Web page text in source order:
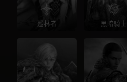
巡林者 黑暗騎士